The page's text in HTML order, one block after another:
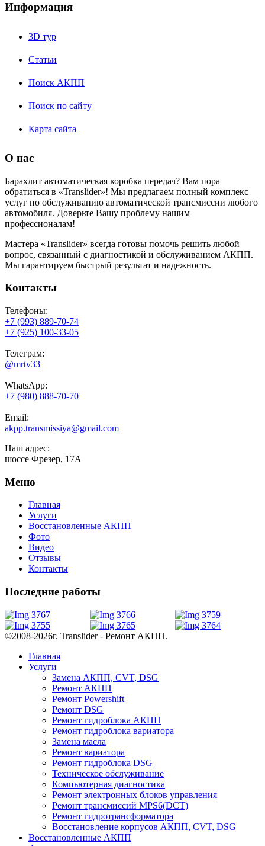
Информация
3D тур
Статьи
Поиск АКПП
Поиск по сайту
Карта сайта
О нас
Барахлит автоматическая коробка передач? Вам пора
обратиться в «Translider»! Мы предлагаем полный комплекс
услуг по обслуживанию автоматической трансмиссии любого
автомобиля. Доверьте Вашу проблему нашим
профессионалам!
Мастера «Translider» всегда готовы помочь решить любой
вопрос, связанный с диагностикой и обслуживанием АКПП.
Мы гарантируем быстрый результат и надежность.
Контакты
Телефоны:
+7 (993) 889-70-74
+7 (925) 100-33-05
Телеграм:
@mrtv33
WhatsApp:
+7 (980) 888-70-70
Email:
akpp.transmissiya@gmail.com
Наш адрес:
шоссе Фрезер, 17А
Меню
Главная
Услуги
Восстановленные АКПП
Фото
Видео
Отзывы
Контакты
Последние работы
©2008-2026г. Translider - Ремонт АКПП.
Главная
Услуги
Замена АКПП, CVT, DSG
Ремонт АКПП
Ремонт Powershift
Ремонт DSG
Ремонт гидроблока АКПП
Ремонт гидроблока вариатора
Замена масла
Ремонт вариатора
Ремонт гидроблока DSG
Техническое обслуживание
Компьютерная диагностика
Ремонт электронных блоков управления
Ремонт трансмиссий MPS6(DCT)
Ремонт гидротрансформатора
Восстановление корпусов АКПП, CVT, DSG
Восстановленные АКПП